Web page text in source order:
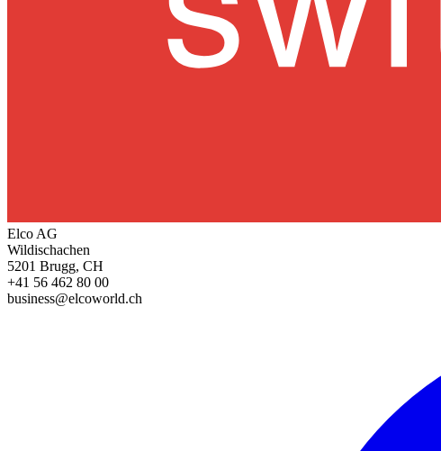
Elco AG
Wildischachen
5201 Brugg, CH
+41 56 462 80 00
business@elcoworld.ch